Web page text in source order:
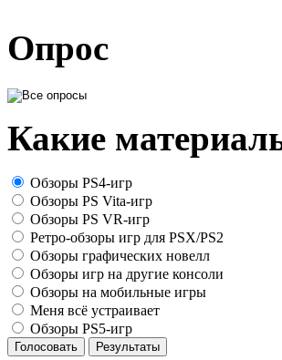
Опрос
Какие
Обзоры PS4-игр
Обзоры PS Vita-игр
Обзоры PS VR-игр
Ретро-обзоры игр для PSX/PS2
Обзоры графических новелл
Обзоры игр на другие консоли
Обзоры на мобильные игры
Меня всё устраивает
Обзоры PS5-игр
Голосовать Результаты